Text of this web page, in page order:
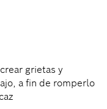
grietas y
a fin de romperlo